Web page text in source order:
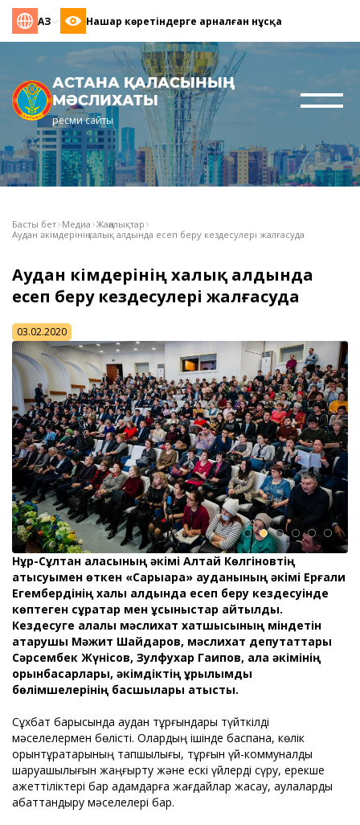
ҚАЗ Нашар көретіндерге арналған нұсқа
АСТАНА ҚАЛАСЫНЫҢ
МӘСЛИХАТЫ
ресми сайты
Басты бет Медиа Жаңалықтар
Аудан әкімдерінің халық алдында есеп беру кездесулері жалғасуда
Аудан әкімдерінің халық алдында
есеп беру кездесулері жалғасуда
03.02.2020
Нұр-Сұлтан қаласының әкімі Алтай Көлгіновтің
қатысуымен өткен «Сарыарқа» ауданының әкімі Ерғали
Егембердінің халық алдында есеп беру кездесуінде
көптеген сұрақтар мен ұсыныстар айтылды.
Кездесуге қалалық мәслихат хатшысының міндетін
атқарушы Мәжит Шайдаров, мәслихат депутаттары
Сәрсембек Жүнісов, Зулфухар Гаипов, қала әкімінің
орынбасарлары, әкімдіктің құрылымдық
бөлімшелерінің басшылары қатысты.
Сұхбат барысында аудан тұрғындары түйткілді
мәселелермен бөлісті. Олардың ішінде баспана, көлік
орынтұрақтарының тапшылығы, тұрғын үй-коммуналдық
шаруашылығын жаңғырту және ескі үйлерді сүру, ерекше
қажеттіліктері бар адамдарға жағдайлар жасау, аулаларды
абаттандыру мәселелері бар.